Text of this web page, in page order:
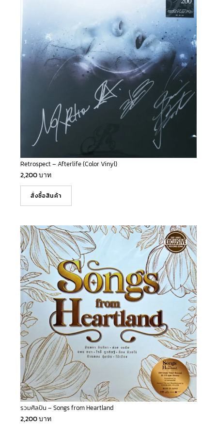
Retrospect – Afterlife (Color Vinyl)
2,200บาท
สั่งซื้อสินค้า
รวมศิลปิน – Songs from Heartland
2,200บาท